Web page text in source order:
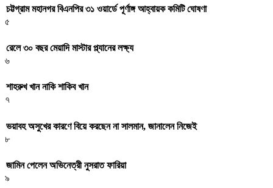
চট্টগ্রাম মহানগর বিএনপির ৩১ ওয়ার্ডে পূর্ণাঙ্গ আহ্বায়ক কমিটি ঘোষণা
৫
রেলে ৩০ বছর মেয়াদি মাস্টার প্ল্যানের লক্ষ্য
৬
শাহরুখ খান নাকি শাকিব খান
৭
ভয়াবহ অসুখের কারণে বিয়ে করছেন না সালমান, জানালেন নিজেই
৮
জামিন পেলেন অভিনেত্রী নুসরাত ফারিয়া
৯